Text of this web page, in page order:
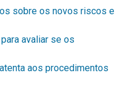
sobre os novos riscos e
avaliar se os
aos procedimentos